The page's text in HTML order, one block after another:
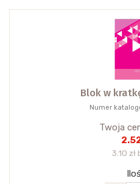
Blok w
Numer
Twoja
3.10